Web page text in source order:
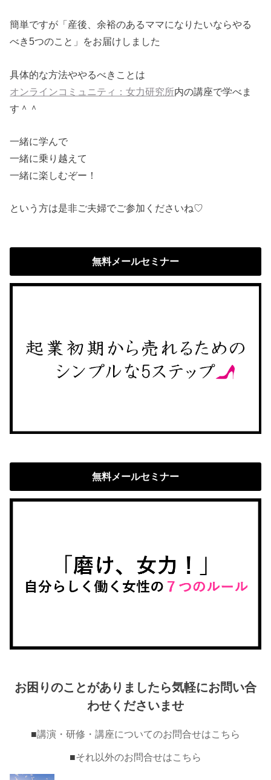
簡単ですが「産後、余裕のあるママになりたいならやる
べき5つのこと」をお届けしました
具体的な方法ややるべきことは
オンラインコミュニティ：女力研究所内の講座で学べま
す＾＾
一緒に学んで
一緒に乗り越えて
一緒に楽しむぞー！
という方は是非ご夫婦でご参加くださいね♡
無料メールセミナー
無料メールセミナー
お困りのことがありましたら気軽にお問い合
わせくださいませ
■講演・研修・講座についてのお問合せはこちら
■それ以外のお問合せはこちら